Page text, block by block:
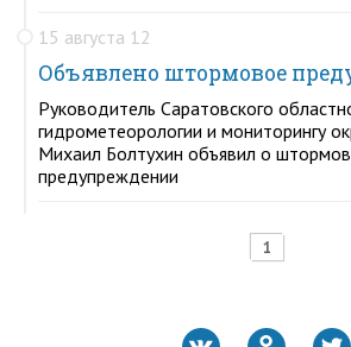
15 августа 12
Объявлено штормовое
Руководитель Саратовского
гидрометеорологии и мониторингу
Михаил Болтухин объявил о
предупреждении
1